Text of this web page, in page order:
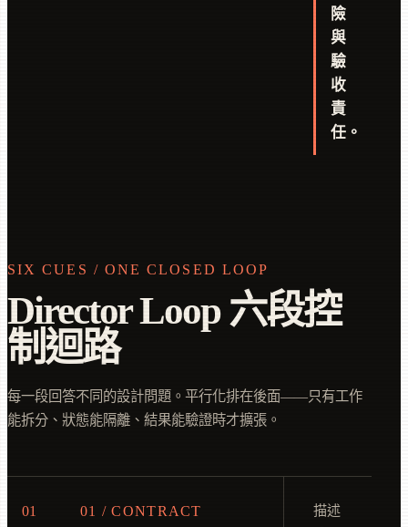
險
與
驗
收
責
任。
SIX CUES / ONE CLOSED LOOP
Director Loop 六段控
制迴路
每一段回答不同的設計問題。平行化排在後面——只有工作
能拆分、狀態能隔離、結果能驗證時才擴張。
01 01 / CONTRACT
描述